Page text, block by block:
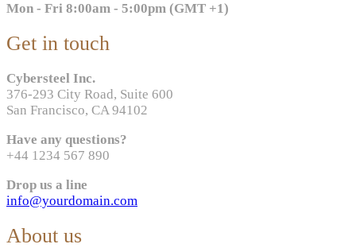
Mon - Fri 8:00am - 5:00pm (GMT +1)
Get in touch
Cybersteel Inc.
376-293 City Road, Suite 600
San Francisco, CA 94102
Have any questions?
+44 1234 567 890
Drop us a line
info@yourdomain.com
About us